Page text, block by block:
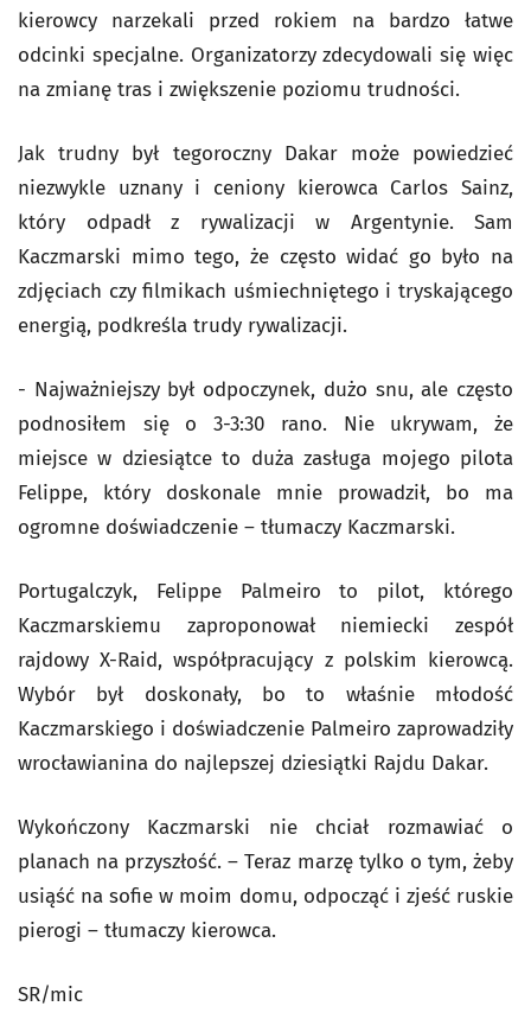
kierowcy narzekali przed rokiem na bardzo łatwe
odcinki specjalne. Organizatorzy zdecydowali się więc
na zmianę tras i zwiększenie poziomu trudności.
Jak trudny był tegoroczny Dakar może powiedzieć
niezwykle uznany i ceniony kierowca Carlos Sainz,
który odpadł z rywalizacji w Argentynie. Sam
Kaczmarski mimo tego, że często widać go było na
zdjęciach czy filmikach uśmiechniętego i tryskającego
energią, podkreśla trudy rywalizacji.
- Najważniejszy był odpoczynek, dużo snu, ale często
podnosiłem się o 3-3:30 rano. Nie ukrywam, że
miejsce w dziesiątce to duża zasługa mojego pilota
Felippe, który doskonale mnie prowadził, bo ma
ogromne doświadczenie – tłumaczy Kaczmarski.
Portugalczyk, Felippe Palmeiro to pilot, którego
Kaczmarskiemu zaproponował niemiecki zespół
rajdowy X-Raid, współpracujący z polskim kierowcą.
Wybór był doskonały, bo to właśnie młodość
Kaczmarskiego i doświadczenie Palmeiro zaprowadziły
wrocławianina do najlepszej dziesiątki Rajdu Dakar.
Wykończony Kaczmarski nie chciał rozmawiać o
planach na przyszłość. – Teraz marzę tylko o tym, żeby
usiąść na sofie w moim domu, odpocząć i zjeść ruskie
pierogi – tłumaczy kierowca.
SR/mic